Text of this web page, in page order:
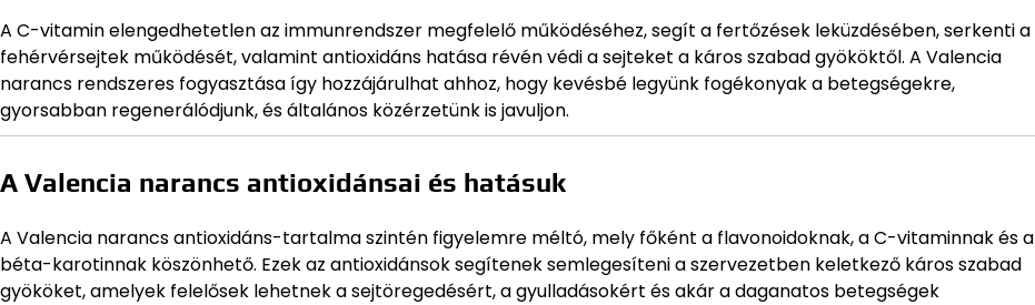
A C-vitamin elengedhetetlen az immunrendszer megfelelő működéséhez, segít a fertőzések leküzdésében, serkenti a
fehérvérsejtek működését, valamint antioxidáns hatása révén védi a sejteket a káros szabad gyököktől. A Valencia
narancs rendszeres fogyasztása így hozzájárulhat ahhoz, hogy kevésbé legyünk fogékonyak a betegségekre,
gyorsabban regenerálódjunk, és általános közérzetünk is javuljon.
A Valencia narancs antioxidánsai és hatásuk
A Valencia narancs antioxidáns-tartalma szintén figyelemre méltó, mely főként a flavonoidoknak, a C-vitaminnak és a
béta-karotinnak köszönhető. Ezek az antioxidánsok segítenek semlegesíteni a szervezetben keletkező káros szabad
gyököket, amelyek felelősek lehetnek a sejtöregedésért, a gyulladásokért és akár a daganatos betegségek